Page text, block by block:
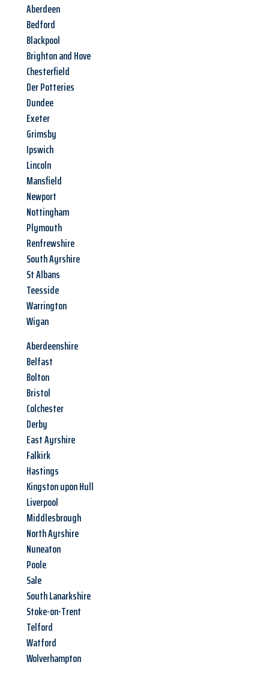
Aberdeen
Bedford
Blackpool
Brighton and Hove
Chesterfield
Der Potteries
Dundee
Exeter
Grimsby
Ipswich
Lincoln
Mansfield
Newport
Nottingham
Plymouth
Renfrewshire
South Ayrshire
St Albans
Teesside
Warrington
Wigan
Aberdeenshire
Belfast
Bolton
Bristol
Colchester
Derby
East Ayrshire
Falkirk
Hastings
Kingston upon Hull
Liverpool
Middlesbrough
North Ayrshire
Nuneaton
Poole
Sale
South Lanarkshire
Stoke-on-Trent
Telford
Watford
Wolverhampton